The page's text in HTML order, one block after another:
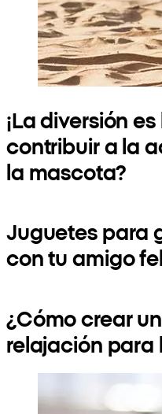
¡La diversión
contribuir a la
la mascota?
Juguetes para
con tu amigo
¿Cómo crear
relajación para